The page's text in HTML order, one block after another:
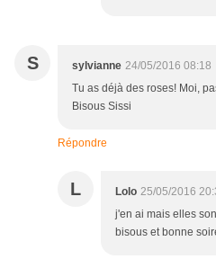
S sylvianne 24/05/2016 08:18
Tu as déjà des roses! Moi,
Bisous Sissi
Répondre
L Lolo 25/05/2016
j'en ai mais elles
bisous et bonne